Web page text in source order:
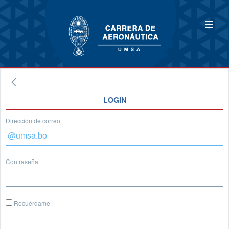
LOGIN
Dirección de correo
Contraseña
Recuérdame